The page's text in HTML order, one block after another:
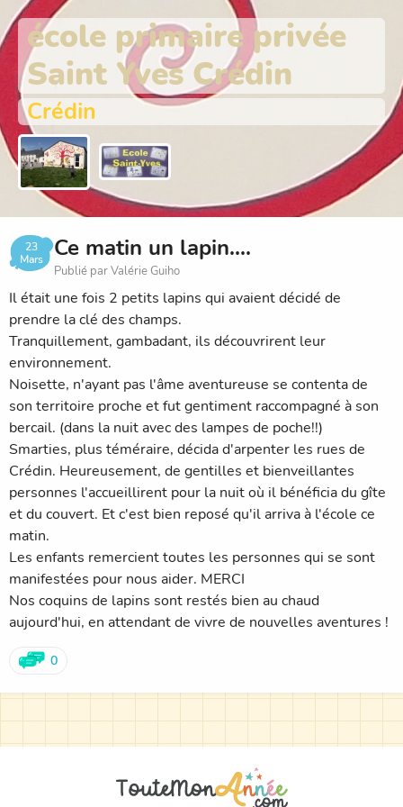
école primaire privée
Saint Yves Crédin
Crédin
23
Mars
Ce matin un lapin....
Publié par Valérie Guiho
Il était une fois 2 petits lapins qui avaient décidé de
prendre la clé des champs.
Tranquillement, gambadant, ils découvrirent leur
environnement.
Noisette, n'ayant pas l'âme aventureuse se contenta de
son territoire proche et fut gentiment raccompagné à son
bercail. (dans la nuit avec des lampes de poche!!)
Smarties, plus téméraire, décida d'arpenter les rues de
Crédin. Heureusement, de gentilles et bienveillantes
personnes l'accueillirent pour la nuit où il bénéficia du gîte
et du couvert. Et c'est bien reposé qu'il arriva à l'école ce
matin.
Les enfants remercient toutes les personnes qui se sont
manifestées pour nous aider. MERCI
Nos coquins de lapins sont restés bien au chaud
aujourd'hui, en attendant de vivre de nouvelles aventures !
0